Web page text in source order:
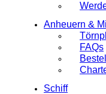
Anheuern &
FAQs
Schiff